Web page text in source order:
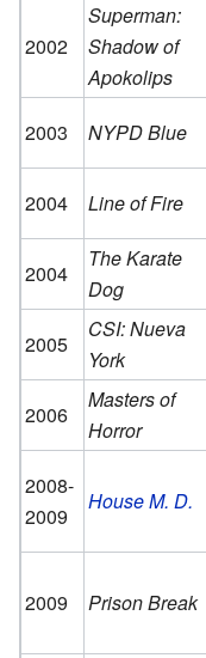
2002
Superman:
Shadow of
Apokolips
2003 NYPD Blue
2004
Line of Fire
2004
The Karate
Dog
2005
CSI: Nueva
York
2006
Masters of
Horror
2008-
2009
House M. D.
2009 Prison Break